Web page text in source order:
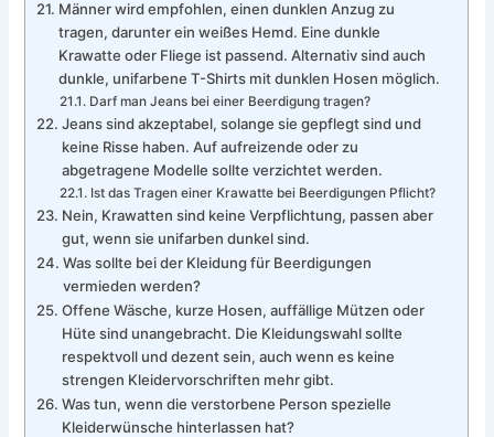
Männer wird empfohlen, einen dunklen Anzug zu
tragen, darunter ein weißes Hemd. Eine dunkle
Krawatte oder Fliege ist passend. Alternativ sind auch
dunkle, unifarbene T-Shirts mit dunklen Hosen möglich.
Darf man Jeans bei einer Beerdigung tragen?
Jeans sind akzeptabel, solange sie gepflegt sind und
keine Risse haben. Auf aufreizende oder zu
abgetragene Modelle sollte verzichtet werden.
Ist das Tragen einer Krawatte bei Beerdigungen Pflicht?
Nein, Krawatten sind keine Verpflichtung, passen aber
gut, wenn sie unifarben dunkel sind.
Was sollte bei der Kleidung für Beerdigungen
vermieden werden?
Offene Wäsche, kurze Hosen, auffällige Mützen oder
Hüte sind unangebracht. Die Kleidungswahl sollte
respektvoll und dezent sein, auch wenn es keine
strengen Kleidervorschriften mehr gibt.
Was tun, wenn die verstorbene Person spezielle
Kleiderwünsche hinterlassen hat?